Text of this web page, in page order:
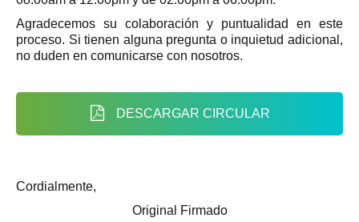
Agradecemos su colaboración y puntualidad en este
proceso. Si tienen alguna pregunta o inquietud adicional,
no duden en comunicarse con nosotros.
DESCARGAR CIRCULAR
Cordialmente,
Original Firmado